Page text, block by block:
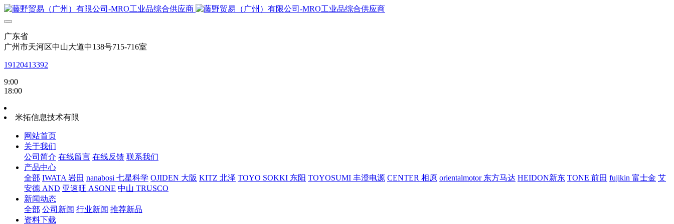
广东省
广州市天河区中山大道中138号715-716室
19120413392
9:00
18:00
米拓信息技术有限
网站首页
关于我们
公司简介 在线留言 在线反馈 联系我们
产品中心
全部 IWATA 岩田 nanabosi 七星科学 OJIDEN 大阪 KITZ 北泽 TOYO SOKKI 东阳 TOYOSUMI 丰澄电源 CENTER 相原 orientalmotor 东方马达 HEIDON新东 TONE 前田 fujikin 富士金 艾
安德 AND 亚速旺 ASONE 中山 TRUSCO
新闻动态
全部 公司新闻 行业新闻 推荐新品
资料下载